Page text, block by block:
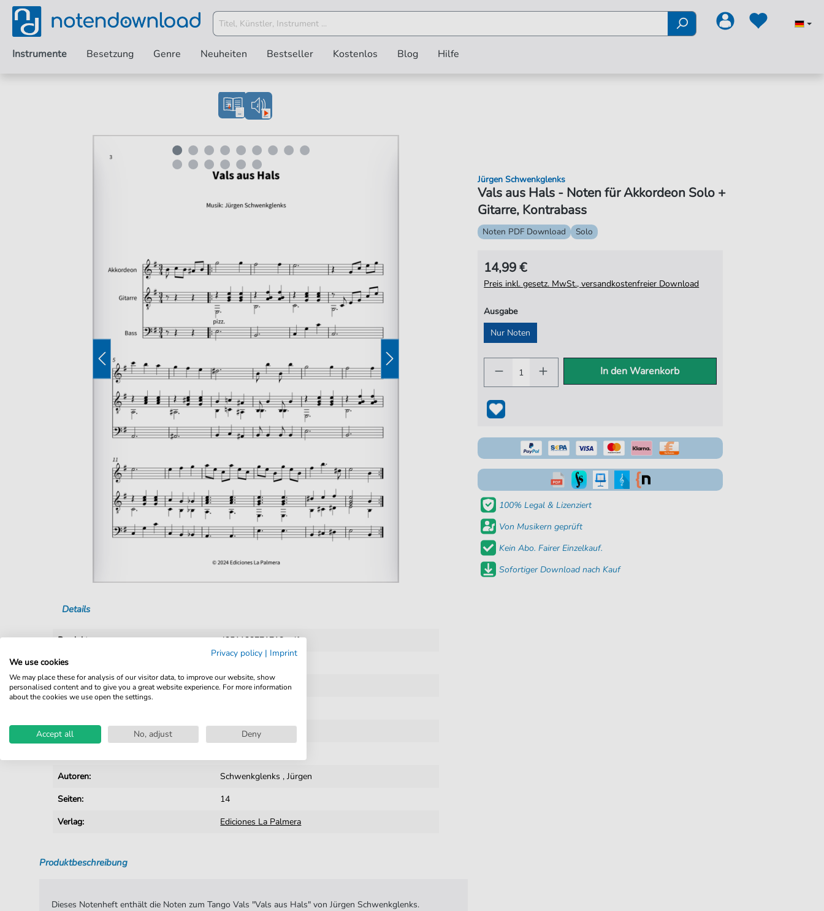
Instrumente Besetzung Genre Neuheiten Bestseller Kostenlos Blog Hilfe
Details
Produktnummer:
4251133771718 pdf
Arrangement:
Instrumente:
Akkordeon
Tempo:
Autoren:
Schwenkglenks ,Jürgen
Seiten:
14
Verlag:
Ediciones La Palmera
Vals aus Hals - Noten für Akkordeon Solo +
Gitarre, Kontrabass
Jürgen Schwenkglenks
Noten PDF Download Solo
14,99 €
Preis inkl. gesetz. MwSt., versandkostenfreier Download
Ausgabe
Nur Noten
In den Warenkorb
100% Legal & Lizenziert
Von Musikern geprüft
Kein Abo. Fairer Einzelkauf.
Sofortiger Download nach Kauf
Produktbeschreibung
Dieses Notenheft enthält die Noten zum Tango Vals "Vals aus Hals" von Jürgen Schwenkglenks.
Privacy policy | Imprint
We use cookies
We may place these for analysis of our visitor data, to improve our website, show
personalised content and to give you a great website experience. For more information
about the cookies we use open the settings.
Accept all No, adjust Deny